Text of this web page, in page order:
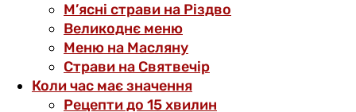
М’ясні страви на Різдво
Великоднє меню
Меню на Масляну
Страви на Святвечір
Коли час має значення
Рецепти до 15 хвилин